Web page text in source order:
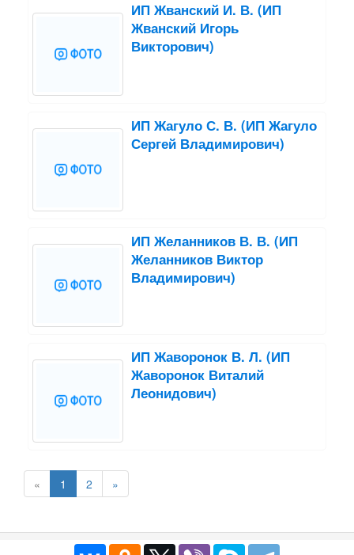
ИП Жванский И. В. (ИП
Жванский Игорь
Викторович)
ИП Жагуло С. В. (ИП Жагуло
Сергей Владимирович)
ИП Желанников В. В. (ИП
Желанников Виктор
Владимирович)
ИП Жаворонок В. Л. (ИП
Жаворонок Виталий
Леонидович)
« 1 2 »